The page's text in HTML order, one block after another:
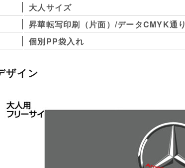
大人サイズ
昇華転写印刷（片面）/データCMYK通り
個別PP袋入れ
ザイン